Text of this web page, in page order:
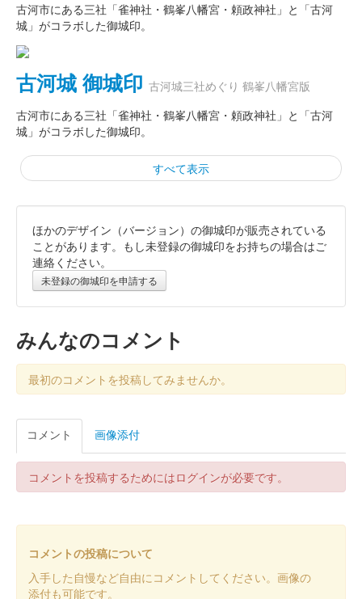
古河市にある三社「雀神社・鶴峯八幡宮・頼政神社」と「古河
城」がコラボした御城印。
古河城 御城印 古河城三社めぐり 鶴峯八幡宮版
古河市にある三社「雀神社・鶴峯八幡宮・頼政神社」と「古河
城」がコラボした御城印。
すべて表示
古河城 御城印 古河城三社めぐり 雀神社版
古河市にある三社「雀神社・鶴峯八幡宮・頼政神社」と「古河
城」がコラボした御城印。
古河城 御城印 こがにゃんこ・頼政神社コラボ版 令和
8年モデル
する茨城県古河市非公認ご当地キャラ「こがにゃんこ」がデザイ
ンされている。
古河城 御城印
御城プロジェクト:RE ～CASTLE DEFENSE～とのコラボバージ
ョンのリメイク版。
ほかのデザイン（バージョン）の御城印が販売されている
ことがあります。もし未登録の御城印をお持ちの場合はご
連絡ください。
未登録の御城印を申請する
みんなのコメント
最初のコメントを投稿してみませんか。
コメント 画像添付
コメントを投稿するためにはログインが必要です。
コメントの投稿について
入手した自慢など自由にコメントしてください。画像の
添付も可能です。